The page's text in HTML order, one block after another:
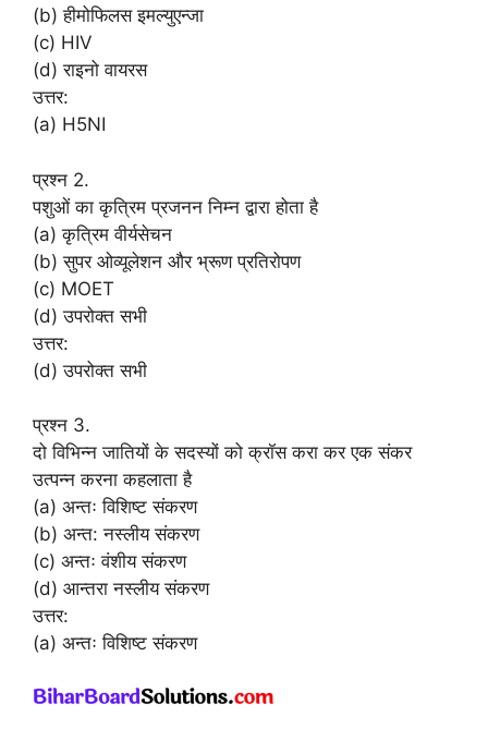
(b) हीमोफिलस इमल्युएन्जा
(c) HIV
(d) राइनो वायरस
उत्तर:
(a) H5NI
प्रश्न 2.
पशुओं का कृत्रिम प्रजनन निम्न द्वारा होता है
(a) कृत्रिम वीर्यसेचन
(b) सुपर ओव्यूलेशन और भ्रूण प्रतिरोपण
(c) MOET
(d) उपरोक्त सभी
उत्तर:
(d) उपरोक्त सभी
प्रश्न 3.
दो विभिन्न जातियों के सदस्यों को क्रॉस करा कर एक संकर
उत्पन्न करना कहलाता है
(a) अन्तः विशिष्ट संकरण
(b) अन्त: नस्लीय संकरण
(c) अन्तः वंशीय संकरण
(d) आन्तरा नस्लीय संकरण
उत्तर:
(a) अन्तः विशिष्ट संकरण